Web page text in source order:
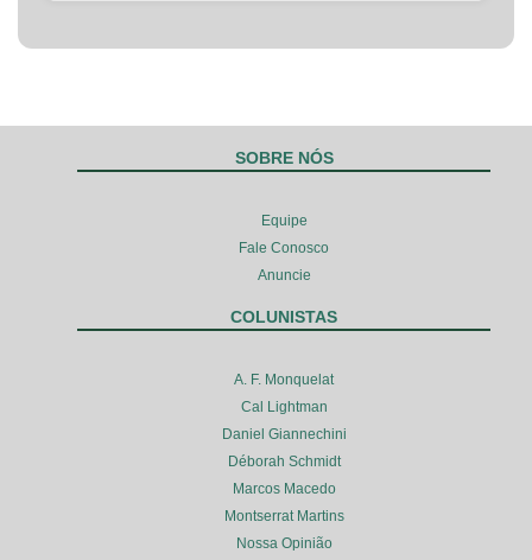
SOBRE NÓS
Equipe
Fale Conosco
Anuncie
COLUNISTAS
A. F. Monquelat
Cal Lightman
Daniel Giannechini
Déborah Schmidt
Marcos Macedo
Montserrat Martins
Nossa Opinião